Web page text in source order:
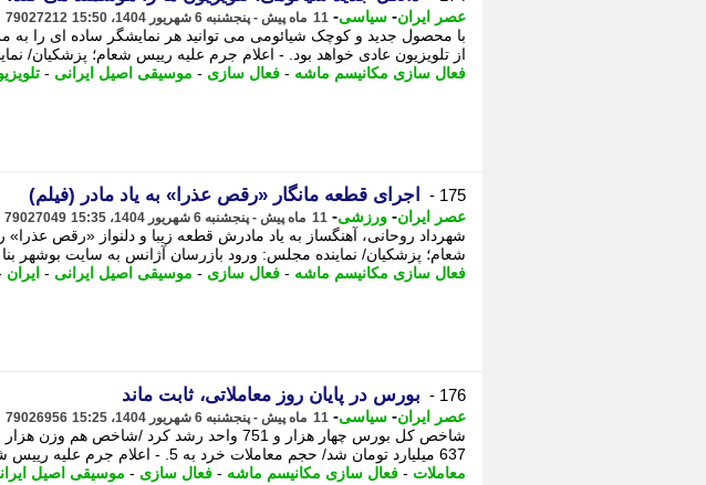
عصر ایران- سیاسی- 11 ماه پیش - پنجشنبه 6 شهریور 1404، 15:50 79027212
با محصول جدید و کوچک شیائومی می توانید هر نمایشگر ساده ای را به
از تلویزیون عادی خواهد بود. - اعلام جرم علیه رییس شعام؛ پزشکیان/
فعال سازی مکانیسم ماشه - فعال سازی - موسیقی اصیل ایرانی -
175 - اجرای قطعه مانگار «رقص عذرا» به یاد مادر (فیلم)
عصر ایران- ورزشی- 11 ماه پیش - پنجشنبه 6 شهریور 1404، 15:35 79027049
شهرداد روحانی، آهنگساز به یاد مادرش قطعه زیبا و دلنواز «رقص عذرا»
شعام؛ پزشکیان/ نماینده مجلس: ورود بازرسان آژانس به سایت بوشهر بنا
فعال سازی مکانیسم ماشه - فعال سازی - موسیقی اصیل ایرانی - ایران
176 - بورس در پایان روز معاملاتی، ثابت ماند
عصر ایران- سیاسی- 11 ماه پیش - پنجشنبه 6 شهریور 1404، 15:25 79026956
637 میلیارد تومان شد/ حجم معاملات خرد به 5. - اعلام جرم علیه رییس شعام؛ پزشکیان/ نماینده مجلس:
معاملات - فعال سازی مکانیسم ماشه - فعال سازی - موسیقی اصیل